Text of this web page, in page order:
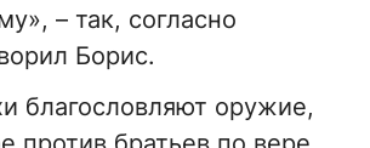
– так, согласно
Борис.
благословляют оружие,